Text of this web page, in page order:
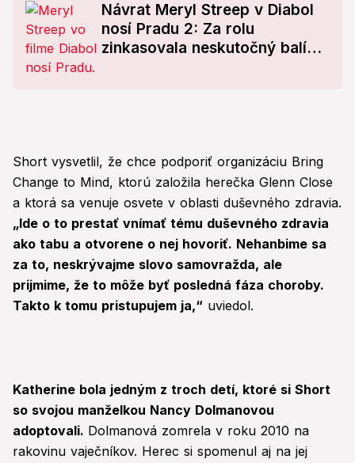
Návrat Meryl Streep v Diabol
nosí Pradu 2: Za rolu
zinkasovala neskutočný balík!
Short vysvetlil, že chce podporiť organizáciu Bring
Change to Mind, ktorú založila herečka Glenn Close
a ktorá sa venuje osvete v oblasti duševného zdravia.
„Ide o to prestať vnímať tému duševného zdravia
ako tabu a otvorene o nej hovoriť. Nehanbime sa
za to, neskrývajme slovo samovražda, ale
prijmime, že to môže byť posledná fáza choroby.
Takto k tomu pristupujem ja,“ uviedol.
Katherine bola jedným z troch detí, ktoré si Short
so svojou manželkou Nancy Dolmanovou
adoptovali. Dolmanová zomrela v roku 2010 na
rakovinu vaječníkov. Herec si spomenul aj na jej